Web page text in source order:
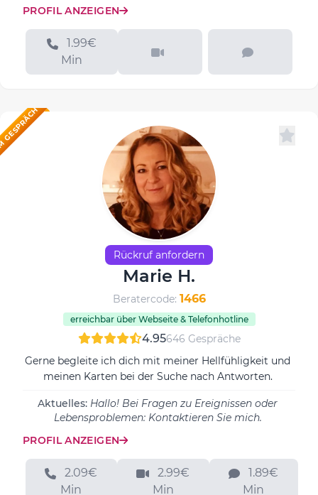
PROFIL ANZEIGEN
1.99€
Min
Rückruf anfordern
Marie H.
Beratercode: 1466
erreichbar über Webseite & Telefonhotline
4.95646 Gespräche
Gerne begleite ich dich mit meiner Hellfühligkeit und
meinen Karten bei der Suche nach Antworten.
Aktuelles: Hallo! Bei Fragen zu Ereignissen oder
Lebensproblemen: Kontaktieren Sie mich.
PROFIL ANZEIGEN
2.09€
Min
2.99€
Min
1.89€
Min